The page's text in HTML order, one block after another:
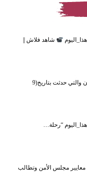
شاهد فلاش ||
#مجزرة_حافلة_طلاب_ضحيان والتي حدثت بتاريخ(9
“رحلة…
معايير مجلس الأمن وتطالب